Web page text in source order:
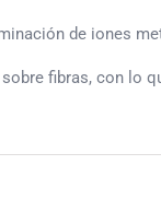
de iones
fibras, con lo